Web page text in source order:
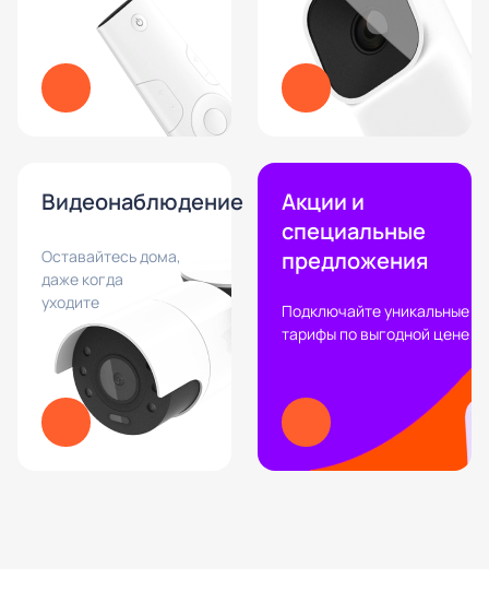
Видеонаблюдение
Оставайтесь дома,
даже когда
уходите
Акции и
специальные
предложения
Подключайте уникальные
тарифы по выгодной цене